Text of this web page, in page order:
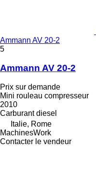
Ammann AV 20-2
5
Ammann AV 20-2
Prix sur demande
Mini rouleau compresseur
2010
Carburant diesel
Italie, Rome
MachinesWork
Contacter le vendeur